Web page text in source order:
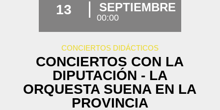
13 SEPTIEMBRE
00:00
CONCIERTOS DIDÁCTICOS
CONCIERTOS CON LA
DIPUTACIÓN - LA
ORQUESTA SUENA EN LA
PROVINCIA